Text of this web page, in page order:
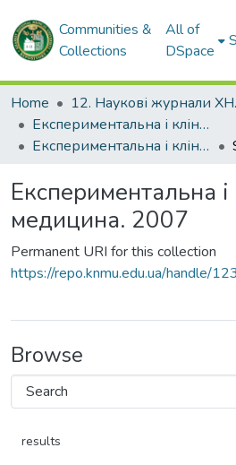
Communities &
Collections
All of
DSpace
Home
12.
Експериментальна і клінічна медицина
Експериментальна і клінічна медицина. 2007
Експериментальна і
медицина. 2007
Permanent URI for this collection
https://repo.knmu.edu.ua/handle/
Browse
results